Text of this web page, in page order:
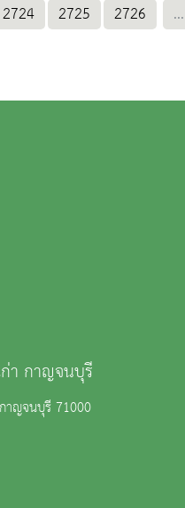
2724 2725 2726 ...
า กาญจนบุรี
าญจนบุรี 71000